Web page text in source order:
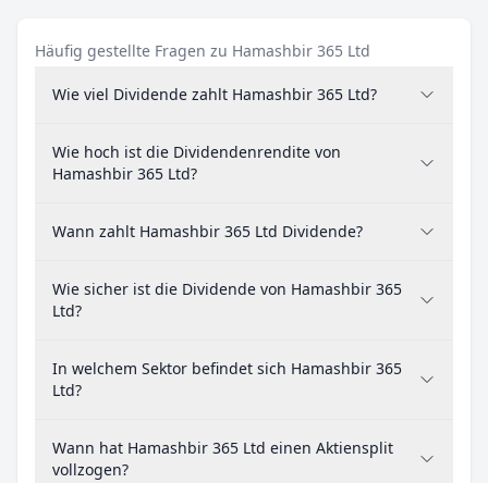
Häufig gestellte Fragen zu Hamashbir 365 Ltd
Wie viel Dividende zahlt Hamashbir 365 Ltd?
Wie hoch ist die Dividendenrendite von
Hamashbir 365 Ltd?
Wann zahlt Hamashbir 365 Ltd Dividende?
Wie sicher ist die Dividende von Hamashbir 365
Ltd?
In welchem Sektor befindet sich Hamashbir 365
Ltd?
Wann hat Hamashbir 365 Ltd einen Aktiensplit
vollzogen?